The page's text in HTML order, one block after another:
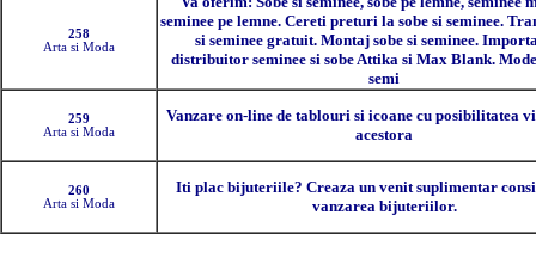
258
Arta si Moda
seminee pe lemne. Cereti preturi la sobe si seminee.
si seminee gratuit. Montaj sobe si seminee.
distribuitor seminee si sobe Attika si Max Blank.
semi
259
Arta si Moda
Vanzare on-line de tablouri si icoane cu posibilitatea
acestora
260
Arta si Moda
Iti plac bijuteriile? Creaza un venit suplimentar
vanzarea bijuteriilor.